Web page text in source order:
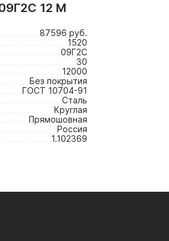
12 М
87596 руб.
1520
09Г2С
30
12000
Без покрытия
ГОСТ 10704-91
Сталь
Круглая
Прямошовная
Россия
1.102369